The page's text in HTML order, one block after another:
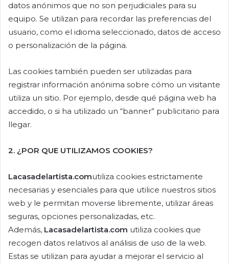
datos anónimos que no son perjudiciales para su
equipo. Se utilizan para recordar las preferencias del
usuario, como el idioma seleccionado, datos de acceso
o personalización de la página.
Las cookies también pueden ser utilizadas para
registrar información anónima sobre cómo un visitante
utiliza un sitio. Por ejemplo, desde qué página web ha
accedido, o si ha utilizado un “banner” publicitario para
llegar.
2. ¿POR QUE UTILIZAMOS COOKIES?
Lacasadelartista.comutiliza cookies estrictamente
necesarias y esenciales para que utilice nuestros sitios
web y le permitan moverse libremente, utilizar áreas
seguras, opciones personalizadas, etc.
Además, Lacasadelartista.com utiliza cookies que
recogen datos relativos al análisis de uso de la web.
Estas se utilizan para ayudar a mejorar el servicio al